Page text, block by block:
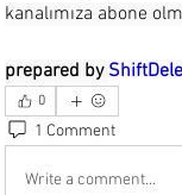
kanalımıza abone
prepared by
0
1 Comment
Write a comment...